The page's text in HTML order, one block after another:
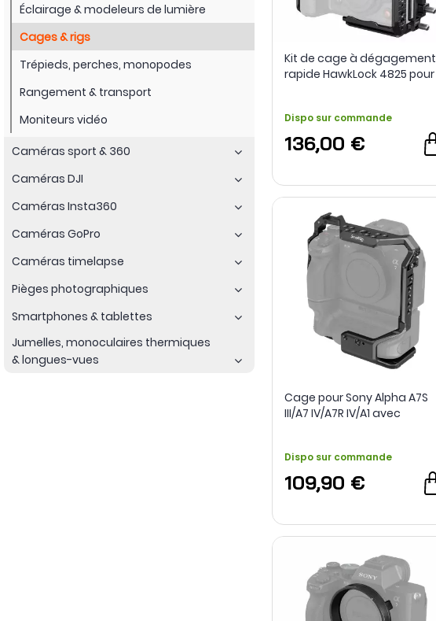
Éclairage & modeleurs de lumière
Cages & rigs
Trépieds, perches, monopodes
Rangement & transport
Moniteurs vidéo
Caméras sport & 360
Caméras DJI
Caméras Insta360
Caméras GoPro
Caméras timelapse
Pièges photographiques
Smartphones & tablettes
Jumelles, monoculaires thermiques
& longues-vues
Kit de cage à dégagement
rapide HawkLock 4825 pour
Dispo sur commande
136,00 €
Cage pour Sony Alpha A7S
III/A7 IV/A7R IV/A1 avec
Dispo sur commande
109,90 €